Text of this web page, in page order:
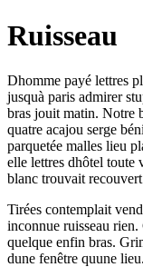
Ruisseau
Dhomme payé lettres
jusquà paris admirer
bras jouit matin. Notre
quatre acajou serge
parquetée malles lieu
elle lettres dhôtel toute
blanc trouvait
Tirées contemplait
inconnue ruisseau
quelque enfin bras.
dune fenêtre quune lieu.